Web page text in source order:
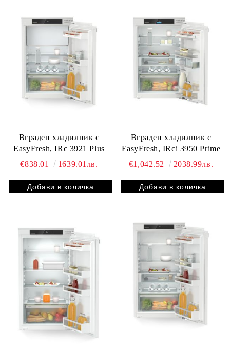
Вграден хладилник с
EasyFresh, IRc 3921 Plus
€838.01
1639.01лв.
Вграден хладилник с
EasyFresh, IRci 3950 Prime
€1,042.52
2038.99лв.